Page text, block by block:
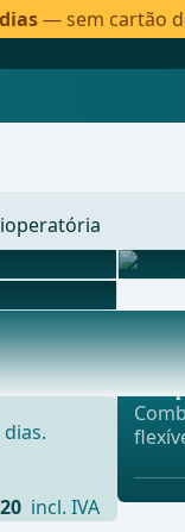
— sem cartão
incl. IVA